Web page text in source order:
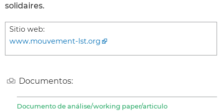
solidaires.
Sitio web:
www.mouvement-lst.org
Documentos:
Documento de análise/working paper/articulo